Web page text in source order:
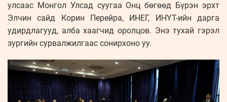
улсаас Монгол Улсад суугаа Онц бөгөөд Бүрэн эрхт
Элчин сайд Корин Перейра, ИНЕГ, ИНҮТ-ийн дарга
удирдлагууд, алба хаагчид оролцов. Энэ тухай гэрэл
зургийн сурвалжилгаас сонирхоно уу.